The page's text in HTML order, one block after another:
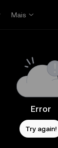
Mais
Error
Try again!